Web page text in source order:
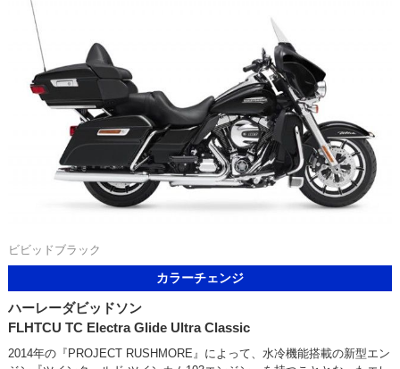
ビビッドブラック
カラーチェンジ
ハーレーダビッドソン
FLHTCU TC Electra Glide Ultra Classic
2014年の『PROJECT RUSHMORE』によって、水冷機能搭載の新型エン